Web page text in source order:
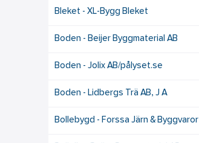
Bleket - XL-Bygg Bleket
Boden - Beijer Byggmaterial AB
Boden - Jolix AB/pålyset.se
Boden - Lidbergs Trä AB, J A
Bollebygd - Forssa Järn & Byggvaror